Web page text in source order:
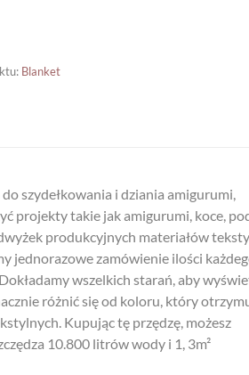
: Blanket
szydełkowania i dziania amigurumi,
projekty takie jak amigurumi, koce,
produkcyjnych materiałów
jednorazowe zamówienie ilości
wszelkich starań, aby
różnić się od koloru, który
Kupując tę przędzę, możesz
10.800 litrów wody i 1, 3m²